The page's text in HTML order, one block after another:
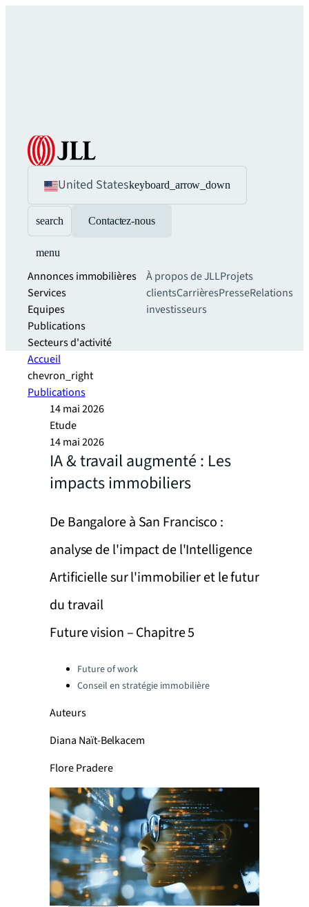
United Stateskeyboard_arrow_down
search Contactez-nous
menu
Annonces immobilières
Services
Equipes
Publications
Secteurs d'activité
À propos de JLLProjets
clientsCarrièresPresseRelations
investisseurs
Accueil
chevron_right
Publications
14 mai 2026
Etude
14 mai 2026
IA & travail augmenté : Les
impacts immobiliers
De Bangalore à San Francisco :
analyse de l'impact de l'Intelligence
Artificielle sur l'immobilier et le futur
du travail
Future vision – Chapitre 5
Categories:Future of work
Conseil en stratégie immobilière
Auteurs
Diana Naït-Belkacem
Flore Pradere